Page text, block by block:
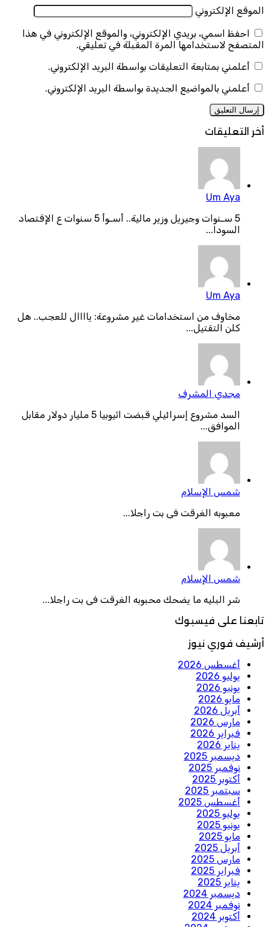
الموقع الإلكتروني
احفظ اسمي، بريدي الإلكتروني، والموقع الإلكتروني في هذا
المتصفح لاستخدامها المرة المقبلة في تعليقي.
أعلمني بمتابعة التعليقات بواسطة البريد الإلكتروني.
أعلمني بالمواضيع الجديدة بواسطة البريد الإلكتروني.
أخر التعليقات
Um Aya
5 سـنوات وجيريل وزير مالية.. أسـوأ 5 سنوات ع الإقتصاد
السودا...
Um Aya
مخاوف من استخدامات غير مشروعة: ياااال للعجب.. هل
كلن التقتيل...
مجدي المشرف
السد مشروع إسرائيلي قبضت اثيوبيا 5 مليار دولار مقابل
الموافق...
شمس الإسلام
معبوبه الغرقت فى بت راجلا...
شمس الإسلام
شر البليه ما يضحك محبوبه الغرقت فى بت راجلا...
تابعنا على فيسبوك
أرشيف فوري نيوز
أغسطس 2026
يوليو 2026
يونيو 2026
مايو 2026
أبريل 2026
مارس 2026
فبراير 2026
يناير 2026
ديسمبر 2025
نوفمبر 2025
أكتوبر 2025
سبتمبر 2025
أغسطس 2025
يوليو 2025
يونيو 2025
مايو 2025
أبريل 2025
مارس 2025
فبراير 2025
يناير 2025
ديسمبر 2024
نوفمبر 2024
أكتوبر 2024